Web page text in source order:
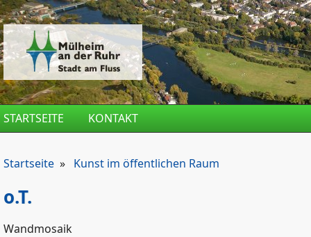
Direkt zum Inhalt
STARTSEITE KONTAKT
Startseite » Kunst im öffentlichen Raum
o.T.
Wandmosaik